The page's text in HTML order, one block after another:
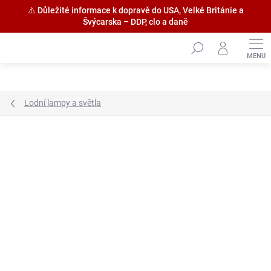
Lodní lampy a světla
⚠️ Důležité informace k dopravě do USA, Velké Británie a
Švýcarska – DDP, clo a daně